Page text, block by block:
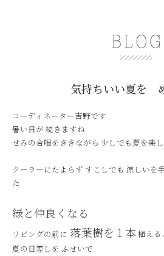
気持ちいい夏を
コーディネーター吉野です
暑い日が 続きますね
せみの合唱をききながら 少しでも夏を楽し
クーラーにたよらず すこしでも 涼しいを
た
緑と仲良くなる
リビングの前に 落葉樹を１本植える
夏の日差しを ふせいで